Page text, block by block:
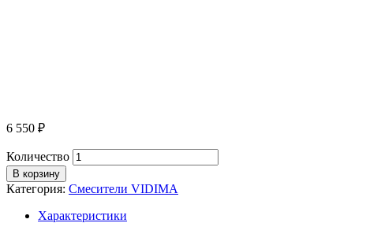
6 550 ₽
Количество
В корзину
Категория: Смесители VIDIMA
Характеристики